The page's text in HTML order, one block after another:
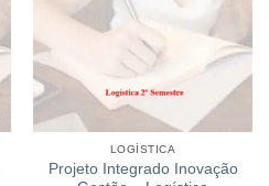
LOGÍSTICA
Projeto Integrado Inovação